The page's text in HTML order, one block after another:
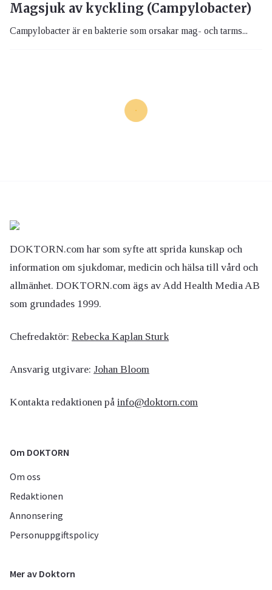
Magsjuk av kyckling (Campylobacter)
Campylobacter är en bakterie som orsakar mag- och tarms...
DOKTORN.com har som syfte att sprida kunskap och
information om sjukdomar, medicin och hälsa till vård och
allmänhet. DOKTORN.com ägs av Add Health Media AB
som grundades 1999.
Chefredaktör: Rebecka Kaplan Sturk
Ansvarig utgivare: Johan Bloom
Kontakta redaktionen på info@doktorn.com
Om DOKTORN
Om oss
Redaktionen
Annonsering
Personuppgiftspolicy
Mer av Doktorn